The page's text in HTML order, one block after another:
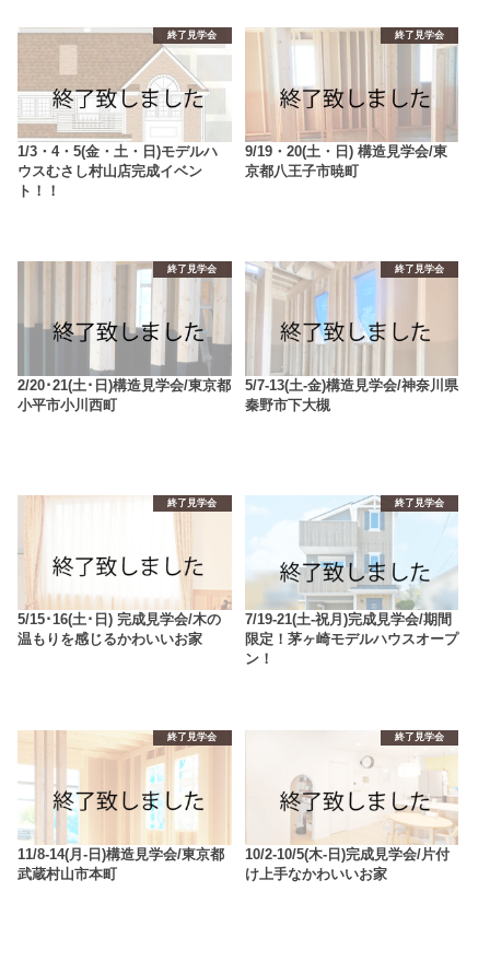
終了見学会
1/3・4・5(金・土・日)モデルハ
ウスむさし村山店完成イベン
ト！！
終了見学会
9/19・20(土・日) 構造見学会/東
京都八王子市暁町
終了見学会
2/20･21(土･日)構造見学会/東京都
小平市小川西町
終了見学会
5/7-13(土-金)構造見学会/神奈川県
秦野市下大槻
終了見学会
5/15･16(土･日) 完成見学会/木の
温もりを感じるかわいいお家
終了見学会
7/19-21(土-祝月)完成見学会/期間
限定！茅ヶ崎モデルハウスオープ
ン！
終了見学会
11/8-14(月-日)構造見学会/東京都
武蔵村山市本町
終了見学会
10/2-10/5(木-日)完成見学会/片付
け上手なかわいいお家